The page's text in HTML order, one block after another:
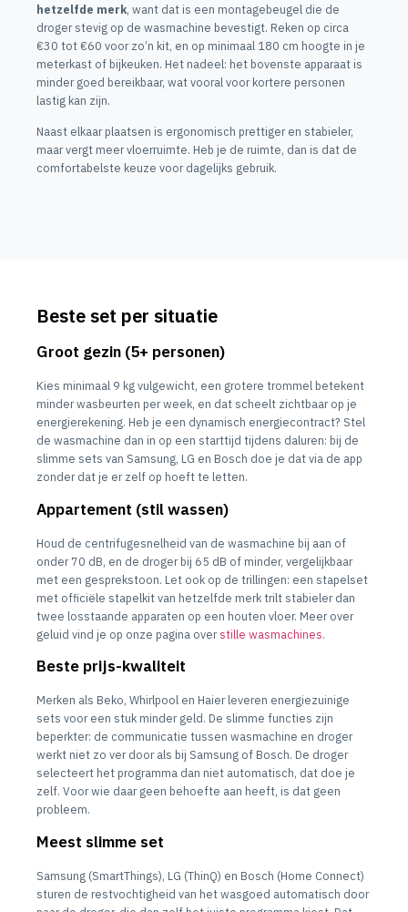
hetzelfde merk, want dat is een montagebeugel die de
droger stevig op de wasmachine bevestigt. Reken op circa
€30 tot €60 voor zo’n kit, en op minimaal 180 cm hoogte in je
meterkast of bijkeuken. Het nadeel: het bovenste apparaat is
minder goed bereikbaar, wat vooral voor kortere personen
lastig kan zijn.
Naast elkaar plaatsen is ergonomisch prettiger en stabieler,
maar vergt meer vloerruimte. Heb je de ruimte, dan is dat de
comfortabelste keuze voor dagelijks gebruik.
Beste set per situatie
Groot gezin (5+ personen)
Kies minimaal 9 kg vulgewicht, een grotere trommel betekent
minder wasbeurten per week, en dat scheelt zichtbaar op je
energierekening. Heb je een dynamisch energiecontract? Stel
de wasmachine dan in op een starttijd tijdens daluren: bij de
slimme sets van Samsung, LG en Bosch doe je dat via de app
zonder dat je er zelf op hoeft te letten.
Appartement (stil wassen)
Houd de centrifugesnelheid van de wasmachine bij aan of
onder 70 dB, en de droger bij 65 dB of minder, vergelijkbaar
met een gesprekstoon. Let ook op de trillingen: een stapelset
met officiële stapelkit van hetzelfde merk trilt stabieler dan
twee losstaande apparaten op een houten vloer. Meer over
geluid vind je op onze pagina overstille wasmachines.
Beste prijs-kwaliteit
Merken als Beko, Whirlpool en Haier leveren energiezuinige
sets voor een stuk minder geld. De slimme functies zijn
beperkter: de communicatie tussen wasmachine en droger
werkt niet zo ver door als bij Samsung of Bosch. De droger
selecteert het programma dan niet automatisch, dat doe je
zelf. Voor wie daar geen behoefte aan heeft, is dat geen
probleem.
Meest slimme set
Samsung (SmartThings), LG (ThinQ) en Bosch (Home Connect)
sturen de restvochtigheid van het wasgoed automatisch door